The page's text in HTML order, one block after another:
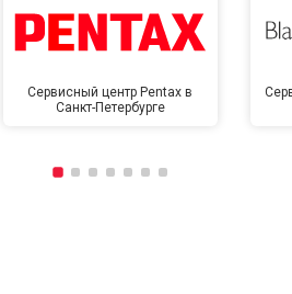
Сервисный центр Pentax в
Санкт-Петербурге